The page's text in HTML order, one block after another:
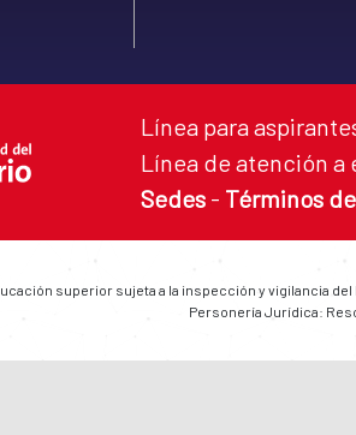
Línea para
Línea de atención a
Sedes - Términos
superior sujeta a la inspección y vigilancia del
Personería Jurídica: